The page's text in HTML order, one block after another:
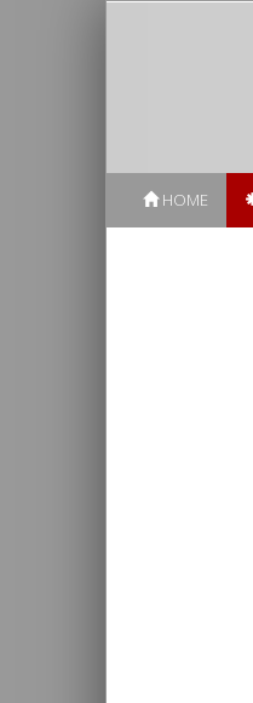
HOME